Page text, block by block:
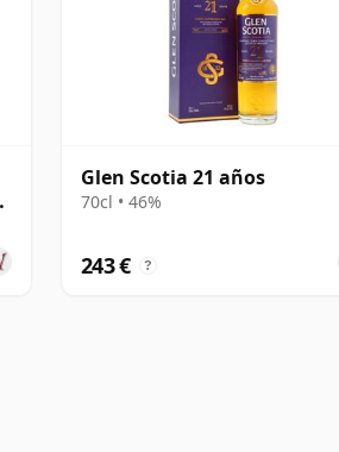
Glen Scotia 21 años
70cl • 46%
243 € ?